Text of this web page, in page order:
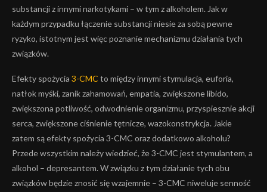
substancji z innymi narkotykami – w tym z alkoholem. Jak w
każdym przypadku łączenie substancji niesie za sobą pewne
ryzyko, istotnym jest więc poznanie mechanizmu działania tych
związków.
Efekty spożycia 3-CMC to między innymi stymulacja, euforia,
natłok myśki, zanik zahamowań, empatia, zwiększone libido,
zwiększona potliwość, odwodnienie organizmu, przyspiesznie akcji
serca, zwiększone ciśnienie tętnicze, wazokonstrykcja. Jakie
zatem są efekty spożycia 3-CMC oraz dodatkowo alkoholu?
Przede wszystkim należy wiedzieć, że 3-CMC jest stymulantem, a
alkohol – depresantem. W związku z tym działanie tych obu
związków będzie znosić się wzajemnie – 3-CMC niweluje senność